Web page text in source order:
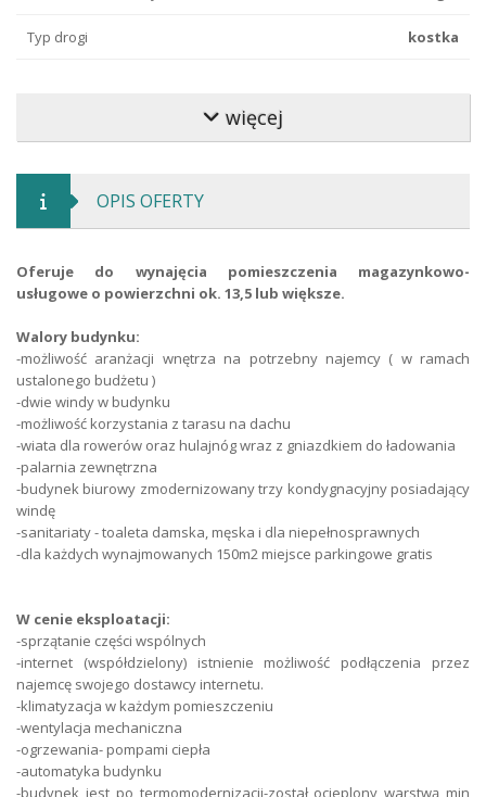
Typ drogi kostka
Podłoga
Woda
Ogrzewanie
Kanalizacja
Prąd
Typ ochrony alarm z monitoringiem
Typ Ogrodzenia metalowe
Typ Drogi kostka
Ogrzewanie
więcej
OPIS OFERTY
Oferuje do wynajęcia pomieszczenia magazynkowo-
usługowe o powierzchni ok. 13,5 lub większe.
Walory budynku:
-możliwość aranżacji wnętrza na potrzebny najemcy ( w ramach
ustalonego budżetu )
-dwie windy w budynku
-możliwość korzystania z tarasu na dachu
-wiata dla rowerów oraz hulajnóg wraz z gniazdkiem do ładowania
-palarnia zewnętrzna
-budynek biurowy zmodernizowany trzy kondygnacyjny posiadający
windę
-sanitariaty - toaleta damska, męska i dla niepełnosprawnych
-dla każdych wynajmowanych 150m2 miejsce parkingowe gratis
W cenie eksploatacji:
-sprzątanie części wspólnych
-internet (współdzielony) istnienie możliwość podłączenia przez
najemcę swojego dostawcy internetu.
-klimatyzacja w każdym pomieszczeniu
-wentylacja mechaniczna
-ogrzewania- pompami ciepła
-automatyka budynku
-budynek jest po termomodernizacji-został ocieplony warstwą min